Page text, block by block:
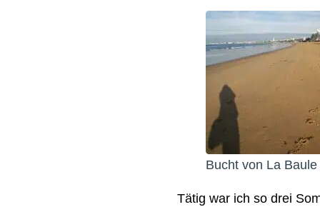
Bucht von La Baule
Tätig war ich so drei